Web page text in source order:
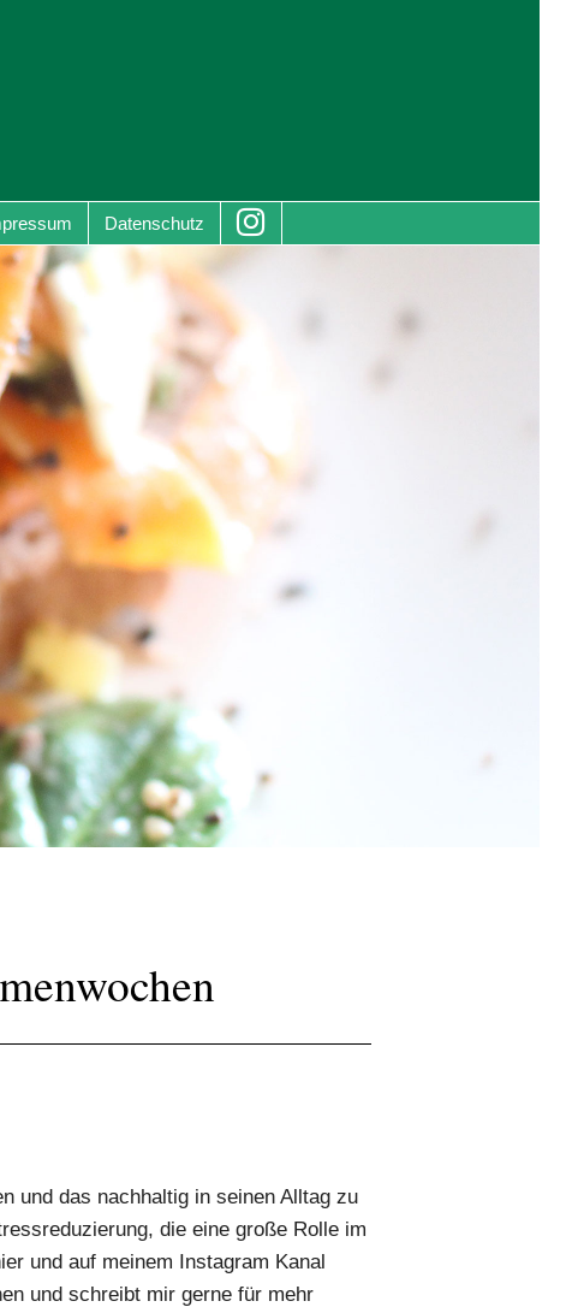
Datenschutz
und das nachhaltig in seinen Alltag zu
die eine große Rolle im
und auf meinem Instagram Kanal
und schreibt mir gerne für mehr